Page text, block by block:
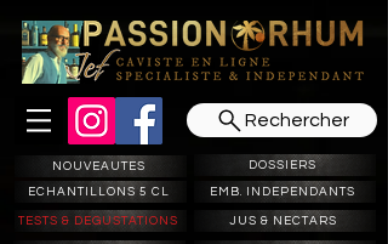
Rechercher
NOUVEAUTES
ECHANTILLONS 5 CL
DOSSIERS
EMB. INDEPENDANTS
TESTS & DEGUSTATIONS JUS & NECTARS